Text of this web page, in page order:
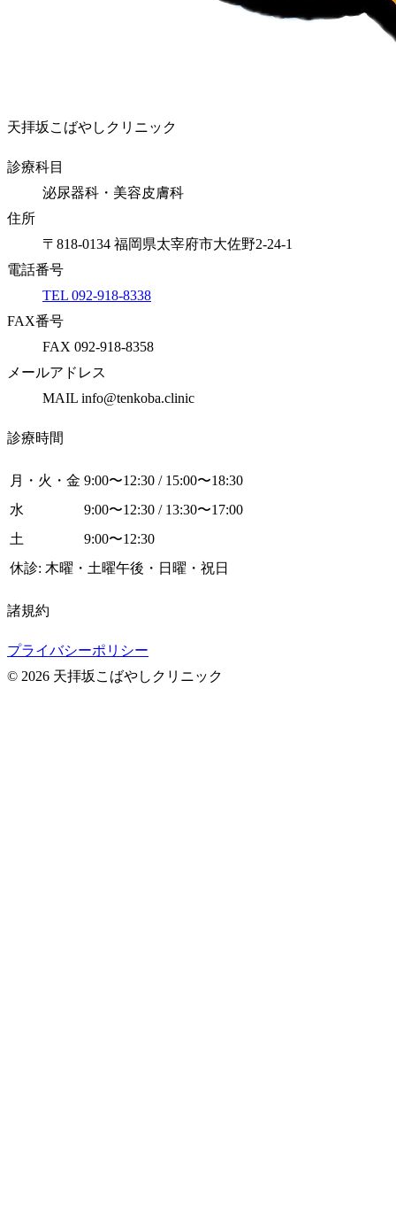
天拝坂こばやしクリニック
診療科目
泌尿器科・美容皮膚科
住所
〒818-0134 福岡県太宰府市大佐野2-24-1
電話番号
TEL 092-918-8338
FAX番号
FAX 092-918-8358
メールアドレス
MAIL info@tenkoba.clinic
診療時間
月・火・金 9:00〜12:30 / 15:00〜18:30
水
9:00〜12:30 / 13:30〜17:00
土
9:00〜12:30
休診: 木曜・土曜午後・日曜・祝日
諸規約
プライバシーポリシー
© 2026 天拝坂こばやしクリニック